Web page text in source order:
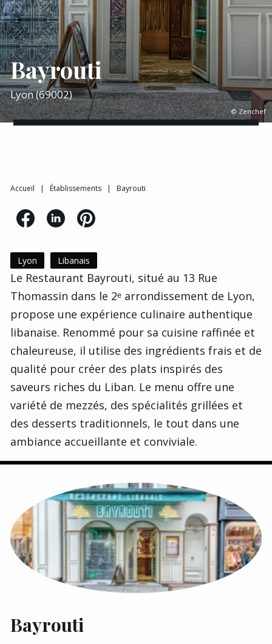
© Zenchef
Bayrouti
Lyon (69002)
Accueil | Établissements | Bayrouti
Lyon Libanais
Le Restaurant Bayrouti, situé au 13 Rue
Thomassin dans le 2ᵉ arrondissement de Lyon,
propose une expérience culinaire authentique
libanaise. Renommé pour sa cuisine raffinée et
chaleureuse, il utilise des ingrédients frais et de
qualité pour créer des plats inspirés des
saveurs riches du Liban. Le menu offre une
variété de mezzés, des spécialités grillées et
des desserts traditionnels, le tout dans une
ambiance accueillante et conviviale.
Bayrouti